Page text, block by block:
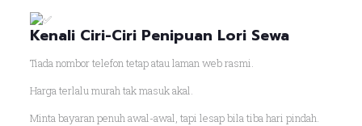
Kenali Ciri-Ciri Penipuan Lori Sewa
Tiada nombor telefon tetap atau laman web rasmi.
Harga terlalu murah tak masuk akal.
Minta bayaran penuh awal-awal, tapi lesap bila tiba hari pindah.